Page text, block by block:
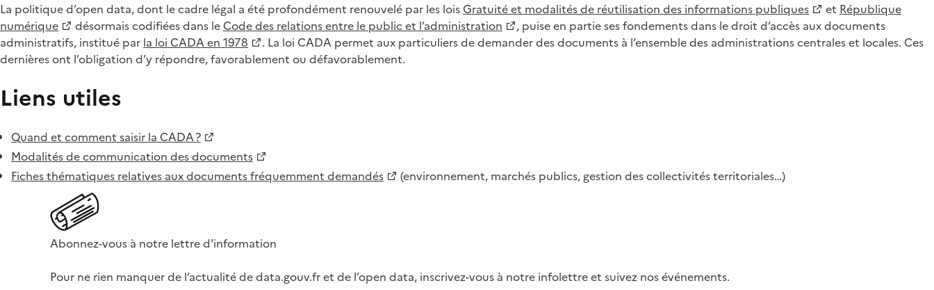
La politique d’open data, dont le cadre légal a été profondément renouvelé par les loisGratuité et modalités de réutilisation des informations publiques et République
numérique
désormais codifiées dans le Code des relations entre le public et l’administration
, puise en partie ses fondements dans le droit d’accès aux documents
administratifs, institué par la loi CADA en 1978
. La loi CADA permet aux particuliers de demander des documents à l’ensemble des administrations centrales et locales. Ces
dernières ont l’obligation d’y répondre, favorablement ou défavorablement.
Liens utiles
Quand et comment saisir la CADA ?
Modalités de communication des documents
Fiches thématiques relatives aux documents fréquemment demandés
(environnement, marchés publics, gestion des collectivités territoriales…)
Abonnez-vous à notre lettre d'information
Pour ne rien manquer de l’actualité de data.gouv.fr et de l’open data, inscrivez-vous à notre infolettre et suivez nos événements.